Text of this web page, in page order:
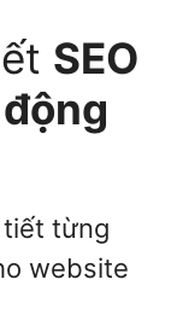
SEO
tiết từng
website